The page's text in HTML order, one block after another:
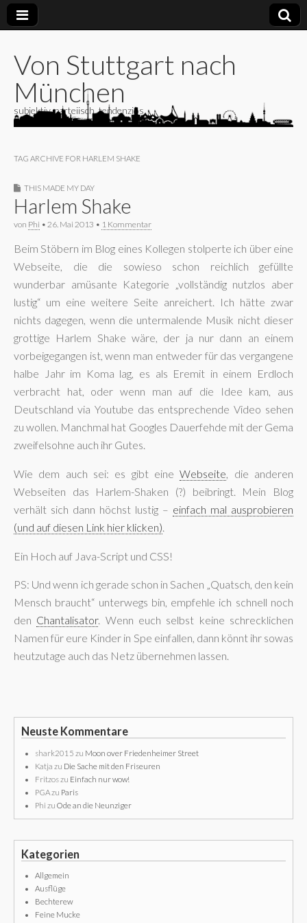
Von Stuttgart nach
München
subjektiv, parteiisch, tendenziös
TAG ARCHIVE FOR HARLEM SHAKE
THIS MADE MY DAY
Harlem Shake
von Phi • 26. Mai 2013 • 1 Kommentar
Beim Stöbern im Blog eines Kollegen stolperte ich über eine
Webseite, die die sowieso schon reichlich gefüllte
wunderbar amüsante Kategorie „vollständig nutzlos aber
lustig“ um eine weitere Seite anreichert. Ich hätte zwar
nichts dagegen, wenn die untermalende Musik nicht dieser
grottige Harlem Shake wäre, der ja nur dann an einem
vorbeigegangen ist, wenn man entweder für das vergangene
halbe Jahr im Koma lag, es als Eremit in einem Erdloch
verbracht hat, oder wenn man auf die Idee kam, aus
Deutschland via Youtube das entsprechende Video sehen
zu wollen. Manchmal hat Googles Dauerfehde mit der Gema
zweifelsohne auch ihr Gutes.
Wie dem auch sei: es gibt eineWebseite , die anderen
Webseiten das Harlem-Shaken (?) beibringt. Mein Blog
verhält sich dann höchst lustig – einfach mal ausprobieren
(und auf diesen Link hier klicken)
Ein Hoch auf Java-Script und CSS!
PS: Und wenn ich gerade schon in Sachen „Quatsch, den kein
Mensch braucht“ unterwegs bin, empfehle ich schnell noch
den Chantalisator. Wenn euch selbst keine schrecklichen
Namen für eure Kinder in Spe einfallen, dann könnt ihr sowas
heutzutage auch das Netz übernehmen lassen.
Neuste Kommentare
shark2015 zu Moon over Friedenheimer Street
Katja zu Die Sache mit den Friseuren
Fritzoszu Einfach nur wow!
PGAzu Paris
Phi zu Ode an die Neunziger
Kategorien
Allgemein
Ausflüge
Bechterew
Feine Mucke